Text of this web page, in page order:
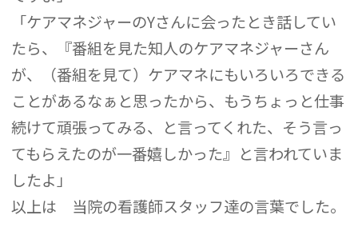
「ケアマネジャーのYさんに会ったとき話してい
たら、『番組を見た知人のケアマネジャーさん
が、（番組を見て）ケアマネにもいろいろできる
ことがあるなぁと思ったから、もうちょっと仕事
続けて頑張ってみる、と言ってくれた、そう言っ
てもらえたのが一番嬉しかった』と言われていま
したよ」
以上は 当院の看護師スタッフ達の言葉でした。